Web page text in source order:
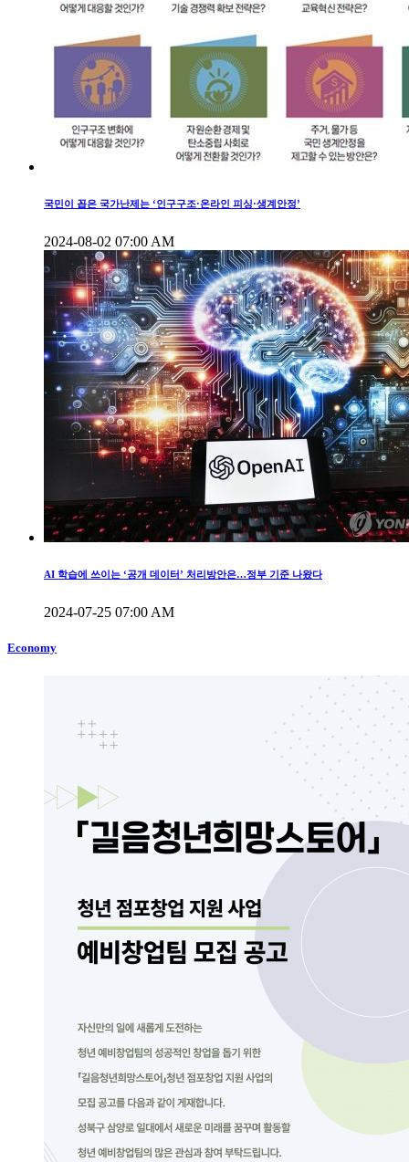
국민이 꼽은 국가난제는 ‘인구구조·온라인 피싱·생계안정’
2024-08-02 07:00 AM
AI 학습에 쓰이는 ‘공개 데이터’ 처리방안은…정부 기준 나왔다
2024-07-25 07:00 AM
Economy